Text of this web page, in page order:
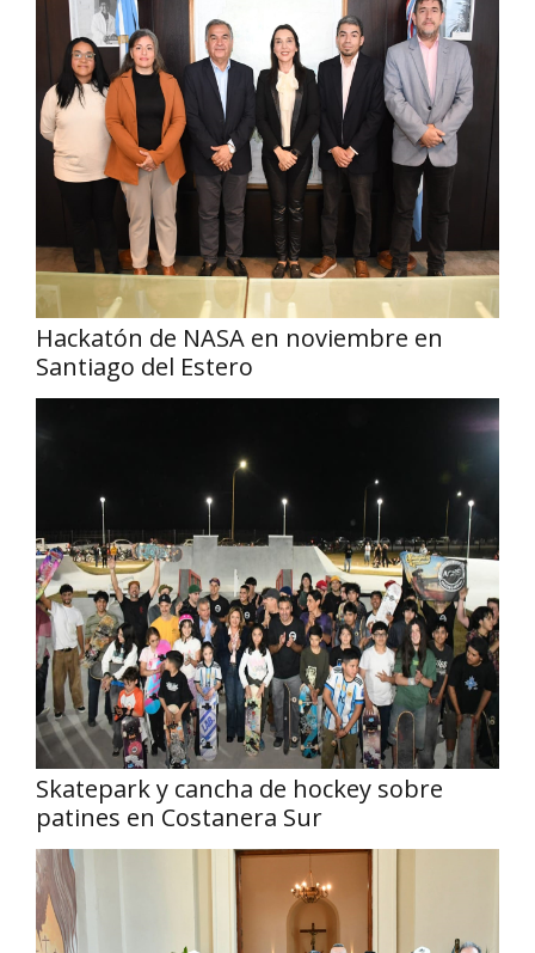
Hackatón de NASA en noviembre en
Santiago del Estero
Skatepark y cancha de hockey sobre
patines en Costanera Sur